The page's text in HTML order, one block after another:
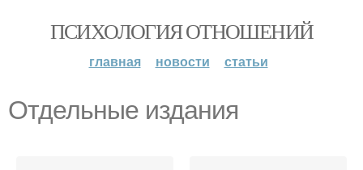
ПСИХОЛОГИЯ ОТНОШЕНИЙ
главная новости статьи
Отдельные издания